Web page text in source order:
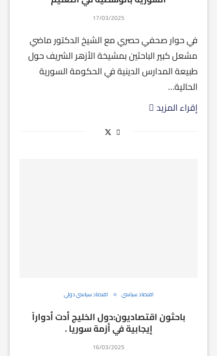
17/03/2025
في حوار صحفي حصري مع الشيخ الدكتور ماضي
مشعل كبير الباحثين بمشيخة الأزهر الشريف حول
طبيعة المدارس الدينية في الحكومة السورية
الحالية…
إقراء المزيد
اقتصاد سياسي اقتصاد سياسي دولي
باحثون اقتصاديون:دول الخليج أدت أدواراً
إيجابية في أزمة سوريا .
16/03/2025